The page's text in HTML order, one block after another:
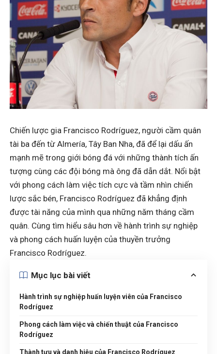
Chiến lược gia Francisco Rodríguez, người cầm quân
tài ba đến từ Almería, Tây Ban Nha, đã để lại dấu ấn
mạnh mẽ trong giới bóng đá với những thành tích ấn
tượng cùng các đội bóng mà ông đã dẫn dắt. Nổi bật
với phong cách làm việc tích cực và tầm nhìn chiến
lược sắc bén, Francisco Rodríguez đã khẳng định
được tài năng của mình qua những năm tháng cầm
quân. Cùng tìm hiểu sâu hơn về hành trình sự nghiệp
và phong cách huấn luyện của thuyền trưởng
Francisco Rodríguez.
Mục lục bài viết
Hành trình sự nghiệp huấn luyện viên của Francisco
Rodríguez
Phong cách làm việc và chiến thuật của Francisco
Rodríguez
Thành tựu và danh hiệu của Francisco Rodríguez